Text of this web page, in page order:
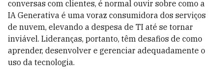
conversas com clientes, é normal ouvir sobre como a
IA Generativa é uma voraz consumidora dos serviços
de nuvem, elevando a despesa de TI até se tornar
inviável. Lideranças, portanto, têm desafios de como
aprender, desenvolver e gerenciar adequadamente o
uso da tecnologia.